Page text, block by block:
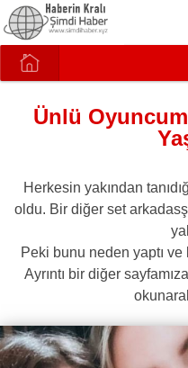
Ünlü
Herkesin yakından
oldu. Bir diğer set
Peki bunu neden yaptı
Ayrıntı bir diğer